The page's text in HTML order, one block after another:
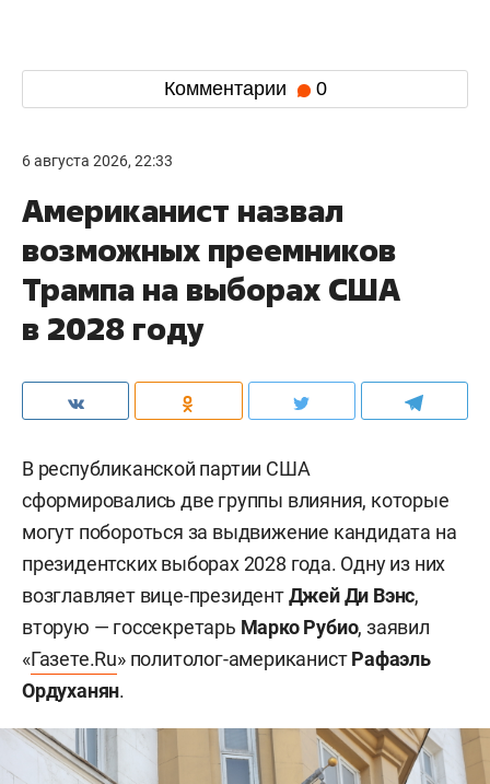
Комментарии 0
6 августа 2026, 22:33
Американист назвал
возможных преемников
Трампа на выборах США
в 2028 году
В республиканской партии США
сформировались две группы влияния, которые
могут побороться за выдвижение кандидата на
президентских выборах 2028 года. Одну из них
возглавляет вице-президентДжей Ди Вэнс,
вторую — госсекретарь Марко Рубио, заявил
«Газете.Ru» политолог-американистРафаэль
Ордуханян.